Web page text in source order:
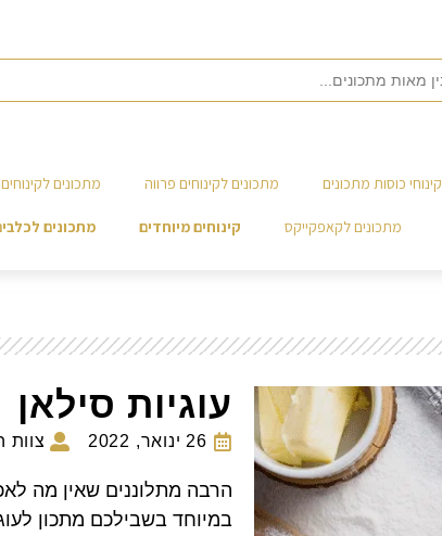
קינוחי כוסות מתכונים מתכונים לקינוחים פרווה מתכונים
מתכונים לקאפקייקס קינוחים מיוחדים מתכונים
עוגיות סילאן
26 ינואר, 2022 צוות
הרבה מתלוננים שאין מה
במיוחד בשבילכם מתכון